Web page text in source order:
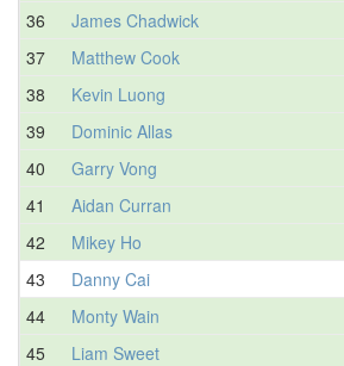
36
James Chadwick
37
Matthew Cook
38
Kevin Luong
39
Dominic Allas
40
Garry Vong
41
Aidan Curran
42
Mikey Ho
43
Danny Cai
44
Monty Wain
45
Liam Sweet